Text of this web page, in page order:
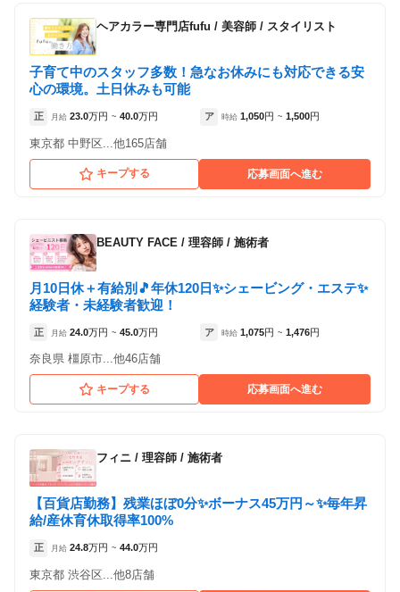
ヘアカラー専門店fufu / 美容師 / スタイリスト
子育て中のスタッフ多数！急なお休みにも対応できる安
心の環境。土日休みも可能
正 月給 23.0万円 ~ 40.0万円 ア 時給 1,050円 ~ 1,500円
東京都 中野区...他165店舗
キープする 応募画面へ進む
BEAUTY FACE / 理容師 / 施術者
月10日休＋有給別🎵年休120日✨シェービング・エステ✨
経験者・未経験者歓迎！
正 月給 24.0万円 ~ 45.0万円 ア 時給 1,075円 ~ 1,476円
奈良県 橿原市...他46店舗
キープする 応募画面へ進む
フィニ / 理容師 / 施術者
【百貨店勤務】残業ほぼ0分✨ボーナス45万円～✨毎年昇
給/産休育休取得率100%
正 月給 24.8万円 ~ 44.0万円
東京都 渋谷区...他8店舗